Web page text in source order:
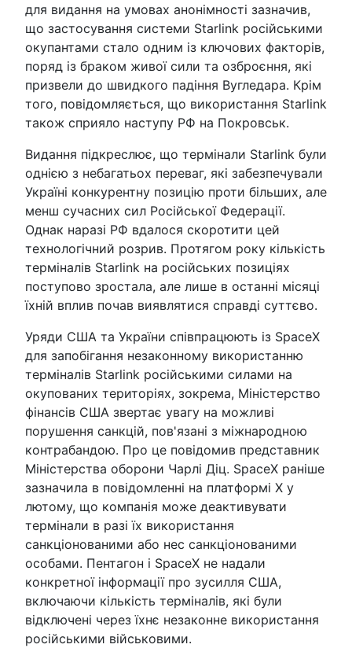
для видання на умовах анонімності зазначив,
що застосування системи Starlink російськими
окупантами стало одним із ключових факторів,
поряд із браком живої сили та озброєння, які
призвели до швидкого падіння Вугледара. Крім
того, повідомляється, що використання Starlink
також сприяло наступу РФ на Покровськ.
Видання підкреслює, що термінали Starlink були
однією з небагатьох переваг, які забезпечували
Україні конкурентну позицію проти більших, але
менш сучасних сил Російської Федерації.
Однак наразі РФ вдалося скоротити цей
технологічний розрив. Протягом року кількість
терміналів Starlink на російських позиціях
поступово зростала, але лише в останні місяці
їхній вплив почав виявлятися справді суттєво.
Уряди США та України співпрацюють із SpaceX
для запобігання незаконному використанню
терміналів Starlink російськими силами на
окупованих територіях, зокрема, Міністерство
фінансів США звертає увагу на можливі
порушення санкцій, пов'язані з міжнародною
контрабандою. Про це повідомив представник
Міністерства оборони Чарлі Діц. SpaceX раніше
зазначила в повідомленні на платформі X у
лютому, що компанія може деактивувати
термінали в разі їх використання
санкціонованими або нес санкціонованими
особами. Пентагон і SpaceX не надали
конкретної інформації про зусилля США,
включаючи кількість терміналів, які були
відключені через їхнє незаконне використання
російськими військовими.